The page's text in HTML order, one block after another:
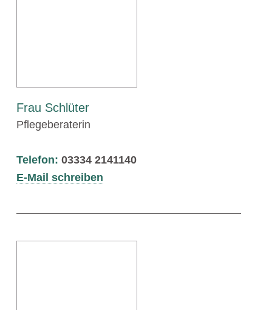
Frau Schlüter
Pflegeberaterin
Telefon: 03334 2141140
E-Mail schreiben